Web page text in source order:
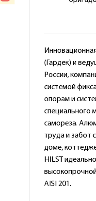
(Гардек) и
России,
системой
опорам и
специального
самореза.
труда и забот
доме,
HILST
AISI 201.